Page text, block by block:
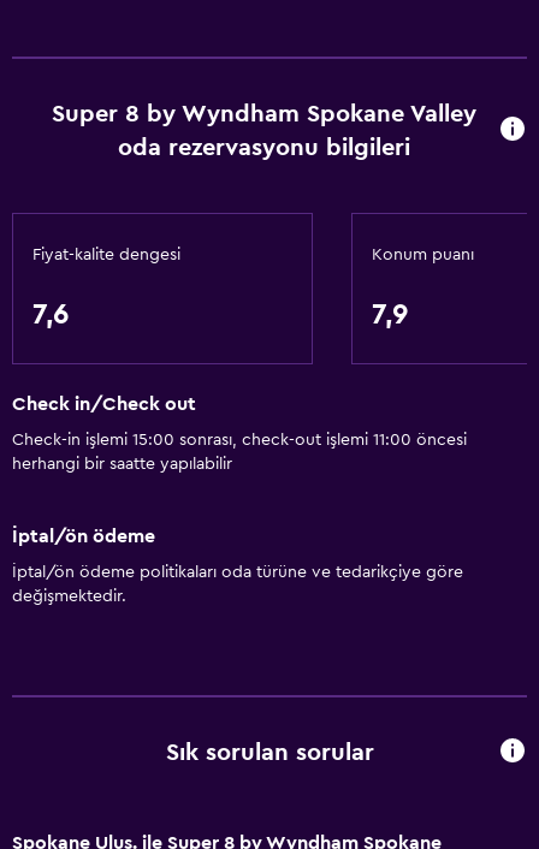
Çöp kutusu
Birimin tamamına tekerlekli sandalye ile erişilebilir
Evcil hayvan istek üzerine kabul edilir. Ek ücret talep
edilebilir.
Artırılmış erişilebilirlik
Asansör
Engelli otoparkı
Engelli tuvalet tutamağı
Üst katlara asansörle erişilebilir
Özel Sigara İçilir Alan
Super 8 by Wyndham Spokane Valley
oda rezervasyonu bilgileri
Fiyat-kalite dengesi
7,6
Konum puanı
7,9
Check in/Check out
Check-in işlemi 15:00 sonrası, check-out işlemi 11:00 öncesi
herhangi bir saatte yapılabilir
İptal/ön ödeme
İptal/ön ödeme politikaları oda türüne ve tedarikçiye göre
değişmektedir.
Sık sorulan sorular
Spokane Ulus. ile Super 8 by Wyndham Spokane